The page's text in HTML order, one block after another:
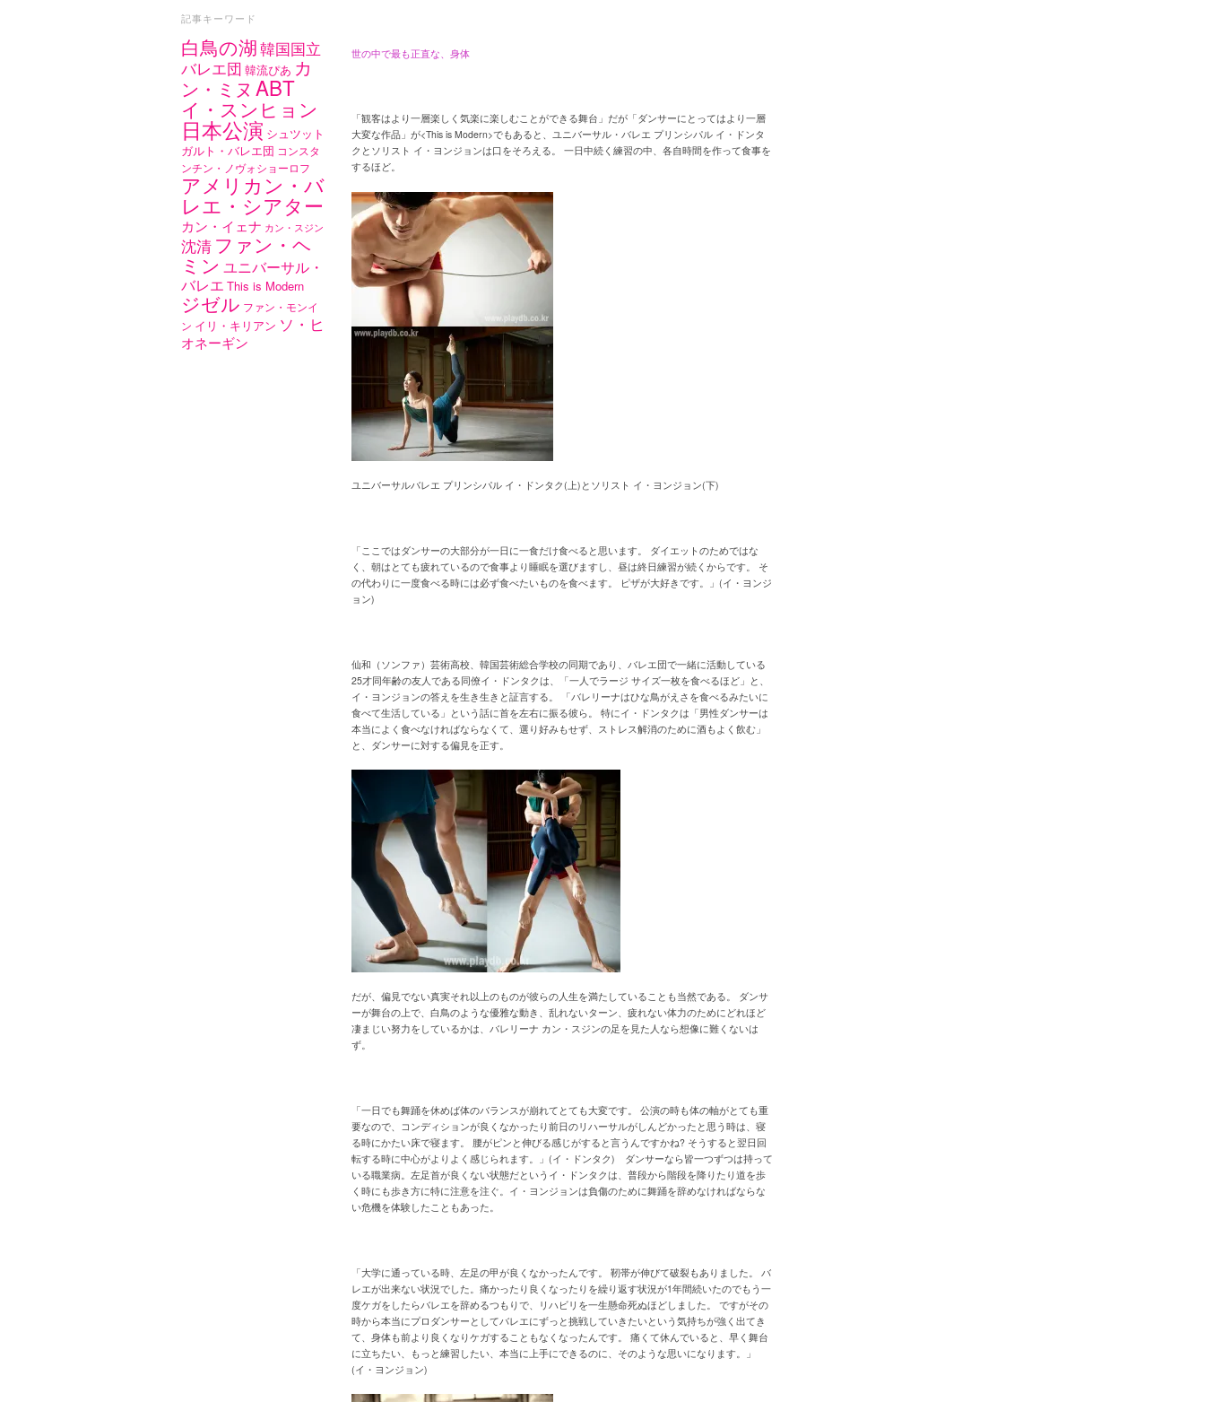
記事キーワード
白鳥の湖韓国国立
バレエ団 韓流ぴあ カ
ン・ミヌ ABT
イ・スンヒョン
日本公演 シュツット
ガルト・バレエ団 コンスタ
ンチン・ノヴォショーロフ
アメリカン・バ
レエ・シアター
カン・イェナ カン・スジン
沈清 ファン・ヘ
ミン ユニバーサル・
バレエ This is Modern
ジゼル ファン・モンイ
ン イリ・キリアン ソ・ヒ
オネーギン
世の中で最も正直な、身体
「観客はより一層楽しく気楽に楽しむことができる舞台」だが「ダンサーにとってはより一層
大変な作品」が<This is Modern>でもあると、ユニバーサル・バレエ プリンシパル イ・ドンタ
クとソリスト イ・ヨンジョンは口をそろえる。 一日中続く練習の中、各自時間を作って食事を
するほど。
ユニバーサルバレエ プリンシパル イ・ドンタク(上)とソリスト イ・ヨンジョン(下)
「ここではダンサーの大部分が一日に一食だけ食べると思います。 ダイエットのためではな
く、朝はとても疲れているので食事より睡眠を選びますし、昼は終日練習が続くからです。 そ
の代わりに一度食べる時には必ず食べたいものを食べます。 ピザが大好きです。」(イ・ヨンジ
ョン)
仙和（ソンファ）芸術高校、韓国芸術総合学校の同期であり、バレエ団で一緒に活動している
25才同年齢の友人である同僚イ・ドンタクは、「一人でラージ サイズ一枚を食べるほど」と、
イ・ヨンジョンの答えを生き生きと証言する。 「バレリーナはひな鳥がえさを食べるみたいに
食べて生活している」という話に首を左右に振る彼ら。 特にイ・ドンタクは「男性ダンサーは
本当によく食べなければならなくて、選り好みもせず、ストレス解消のために酒もよく飲む」
と、ダンサーに対する偏見を正す。
だが、偏見でない真実それ以上のものが彼らの人生を満たしていることも当然である。 ダンサ
ーが舞台の上で、白鳥のような優雅な動き、乱れないターン、疲れない体力のためにどれほど
凄まじい努力をしているかは、バレリーナ カン・スジンの足を見た人なら想像に難くないは
ず。
「一日でも舞踊を休めば体のバランスが崩れてとても大変です。 公演の時も体の軸がとても重
要なので、コンディションが良くなかったり前日のリハーサルがしんどかったと思う時は、寝
る時にかたい床で寝ます。 腰がピンと伸びる感じがすると言うんですかね? そうすると翌日回
転する時に中心がよりよく感じられます。」(イ・ドンタク) ダンサーなら皆一つずつは持って
いる職業病。左足首が良くない状態だというイ・ドンタクは、普段から階段を降りたり道を歩
く時にも歩き方に特に注意を注ぐ。イ・ヨンジョンは負傷のために舞踊を辞めなければならな
い危機を体験したこともあった。
「大学に通っている時、左足の甲が良くなかったんです。 靭帯が伸びて破裂もありました。 バ
レエが出来ない状況でした。痛かったり良くなったりを繰り返す状況が1年間続いたのでもう一
度ケガをしたらバレエを辞めるつもりで、リハビリを一生懸命死ぬほどしました。 ですがその
時から本当にプロダンサーとしてバレエにずっと挑戦していきたいという気持ちが強く出てき
て、身体も前より良くなりケガすることもなくなったんです。 痛くて休んでいると、早く舞台
に立ちたい、もっと練習したい、本当に上手にできるのに、そのような思いになります。」
(イ・ヨンジョン)